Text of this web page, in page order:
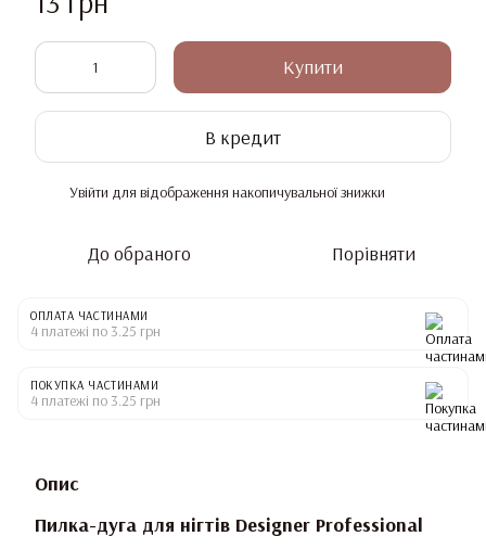
Купити
В кредит
Увійти для відображення накопичувальної знижки
До обраного Порівняти
ОПЛАТА ЧАСТИНАМИ
4 платежі по 3.25 грн
ПОКУПКА ЧАСТИНАМИ
4 платежі по 3.25 грн
Опис
Пилка-дуга для нігтів Designer Professional